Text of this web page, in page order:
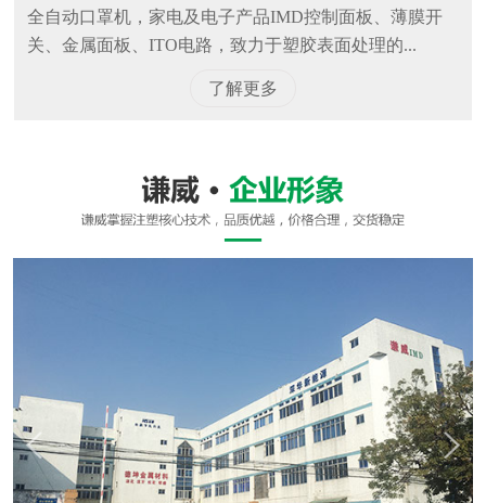
多种不同型号吨位的热压设备，适合多样的产品。稳定可靠的设备
保证产品的一致性和良好的品质。
设计/开模/丝印/注塑一站式服务
全自动口罩机，家电及电子产品IMD控制面板、薄膜开
关、金属面板、ITO电路，致力于塑胶表面处理的...
了解更多